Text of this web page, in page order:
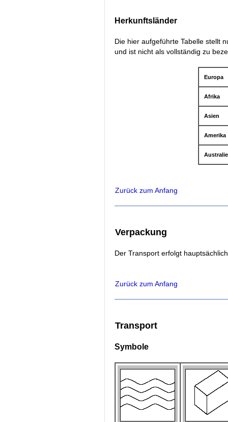
Herkunftsländer
Die hier aufgeführte Tabelle stellt
und ist nicht als vollständig zu
Europa
Afrika
Asien
Amerika
Zurück zum Anfang
Verpackung
Der Transport erfolgt
Zurück zum Anfang
Transport
Symbole